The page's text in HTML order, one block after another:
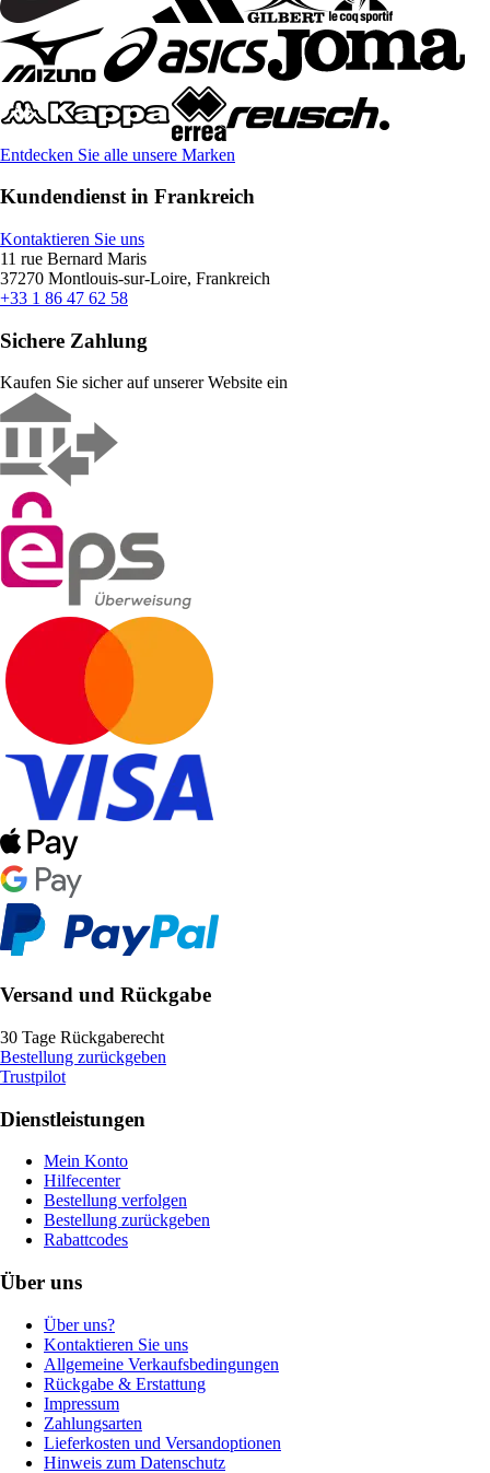
Entdecken Sie alle unsere Marken
Kundendienst in Frankreich
Kontaktieren Sie uns
11 rue Bernard Maris
37270 Montlouis-sur-Loire, Frankreich
+33 1 86 47 62 58
Sichere Zahlung
Kaufen Sie sicher auf unserer Website ein
Versand und Rückgabe
30 Tage Rückgaberecht
Bestellung zurückgeben
Trustpilot
Dienstleistungen
Mein Konto
Hilfecenter
Bestellung verfolgen
Bestellung zurückgeben
Rabattcodes
Über uns
Über uns?
Kontaktieren Sie uns
Allgemeine Verkaufsbedingungen
Rückgabe & Erstattung
Impressum
Zahlungsarten
Lieferkosten und Versandoptionen
Hinweis zum Datenschutz